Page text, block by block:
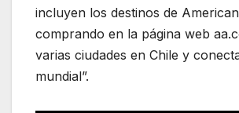
incluyen los destinos de
comprando en la página web
varias ciudades en Chile y
mundial”.